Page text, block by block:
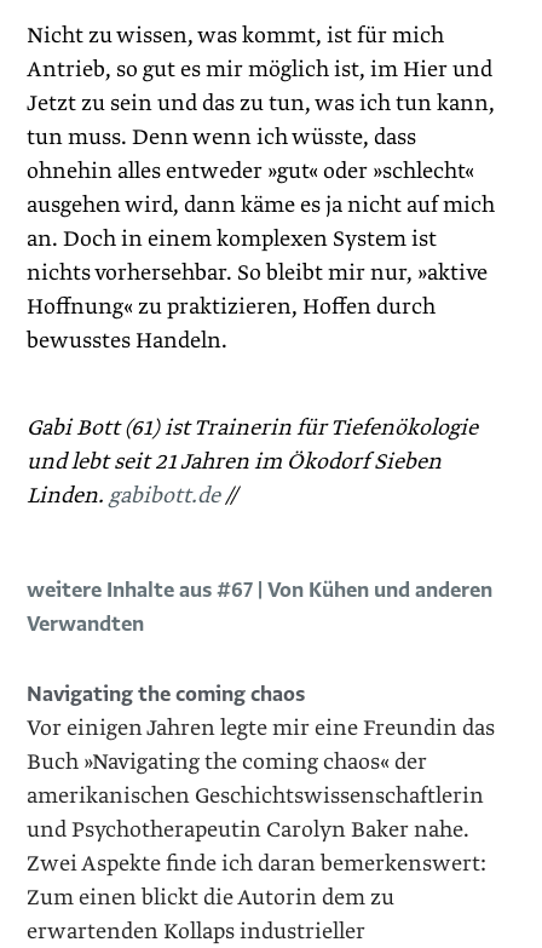
Nicht zu wissen, was kommt, ist für mich
Antrieb, so gut es mir möglich ist, im Hier und
Jetzt zu sein und das zu tun, was ich tun kann,
tun muss. Denn wenn ich wüsste, dass
ohnehin alles entweder »gut« oder »schlecht«
ausgehen wird, dann käme es ja nicht auf mich
an. Doch in einem komplexen System ist
nichts vorhersehbar. So bleibt mir nur, »aktive
Hoffnung« zu praktizieren, Hoffen durch
bewusstes Handeln.
Gabi Bott (61) ist Trainerin für Tiefenökologie
und lebt seit 21 Jahren im Ökodorf Sieben
Linden.gabibott.de//
weitere Inhalte aus #67 | Von Kühen und anderen
Verwandten
Navigating the coming chaos
Vor einigen Jahren legte mir eine Freundin das
Buch »Navigating the coming chaos« der
amerikanischen Geschichtswissenschaftlerin
und Psychotherapeutin Carolyn Baker nahe.
Zwei Aspekte finde ich daran bemerkenswert:
Zum einen blickt die Autorin dem zu
erwartenden Kollaps industrieller